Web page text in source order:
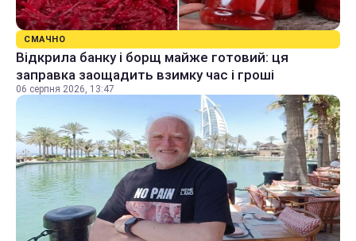
СМАЧНО
Відкрила банку і борщ майже готовий: ця
заправка заощадить взимку час і гроші
06 серпня 2026, 13:47